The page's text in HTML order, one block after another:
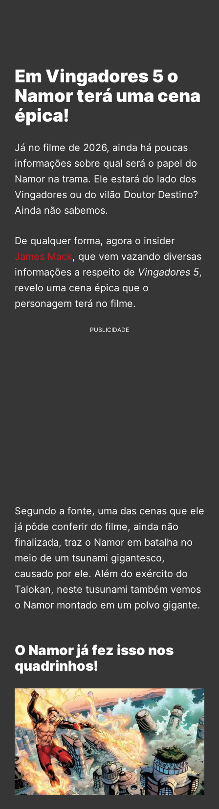
Em Vingadores 5 o
Namor terá uma cena
épica!
Já no filme de 2026, ainda há poucas
informações sobre qual será o papel do
Namor na trama. Ele estará do lado dos
Vingadores ou do vilão Doutor Destino?
Ainda não sabemos.
De qualquer forma, agora o insider
James Mack, que vem vazando diversas
informações a respeito de Vingadores 5,
revelo uma cena épica que o
personagem terá no filme.
PUBLICIDADE
Segundo a fonte, uma das cenas que ele
já pôde conferir do filme, ainda não
finalizada, traz o Namor em batalha no
meio de um tsunami gigantesco,
causado por ele. Além do exército do
Talokan, neste tusunami também vemos
o Namor montado em um polvo gigante.
O Namor já fez isso nos
quadrinhos!